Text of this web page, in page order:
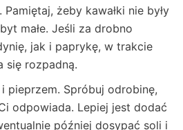
żeby kawałki nie były
małe. Jeśli za drobno
jak i paprykę, w trakcie
się rozpadną.
pieprzem. Spróbuj odrobinę,
odpowiada. Lepiej jest dodać
później dosypać soli i